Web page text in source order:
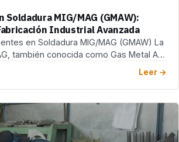
Soldadura MIG/MAG (GMAW):
Industrial Avanzada
en Soldadura MIG/MAG (GMAW) La
también conocida como Gas Metal Arc
Leer →